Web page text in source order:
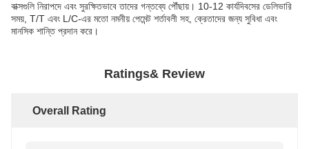
বাক্সগুলি নিরাপদে এবং সুরক্ষিতভাবে তাদের গন্তব্যে পৌঁছায়। 10-12 কার্যদিবসের ডেলিভারি
সময়, T/T এবং L/C-এর মতো নমনীয় পেমেন্ট শর্তাবলী সহ, ক্রেতাদের জন্য সুবিধা এবং
মানসিক শান্তি প্রদান করে।
Ratings& Review
Overall Rating